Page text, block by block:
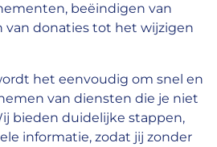
beëindigen van
van donaties tot het wijzigen
het eenvoudig om snel en
van diensten die je niet
bieden duidelijke stappen,
informatie, zodat jij zonder